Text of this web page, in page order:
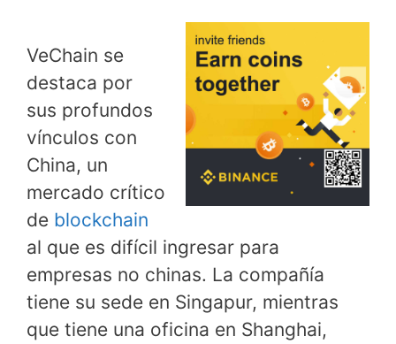
VeChain se
destaca por
sus profundos
vínculos con
China, un
mercado crítico
de blockchain
al que es difícil ingresar para
empresas no chinas. La compañía
tiene su sede en Singapur, mientras
que tiene una oficina en Shanghai,